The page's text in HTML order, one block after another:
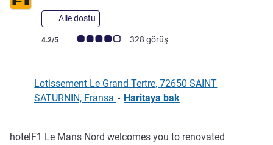
Aile dostu
Avis müşterileri puanı (ALL Puanlama)
4.2/5 328 görüş
Lotissement Le Grand Tertre, 72650 SAINT
SATURNIN, Fransa - Haritaya bak
hotelF1 Le Mans Nord welcomes you to renovated